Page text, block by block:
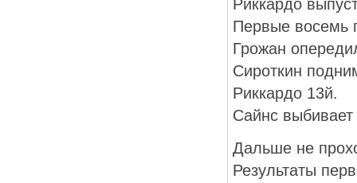
Риккардо
Первые восемь
Грожан
Сироткин
Риккардо 13й.
Сайнс
Дальше не
Результаты